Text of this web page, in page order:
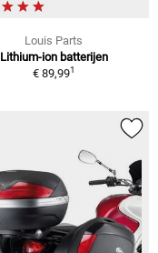
Louis Parts
Lithium-ion batterijen
€ 89,991